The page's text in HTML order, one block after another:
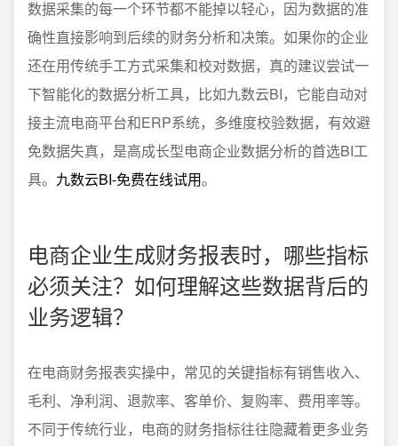
数据采集的每一个环节都不能掉以轻心，因为数据的准
确性直接影响到后续的财务分析和决策。如果你的企业
还在用传统手工方式采集和校对数据，真的建议尝试一
下智能化的数据分析工具，比如九数云BI，它能自动对
接主流电商平台和ERP系统，多维度校验数据，有效避
免数据失真，是高成长型电商企业数据分析的首选BI工
具。 九数云BI-免费在线试用。
电商企业生成财务报表时，哪些指标
必须关注？如何理解这些数据背后的
业务逻辑？
在电商财务报表实操中，常见的关键指标有销售收入、
毛利、净利润、退款率、客单价、复购率、费用率等。
不同于传统行业，电商的财务指标往往隐藏着更多业务